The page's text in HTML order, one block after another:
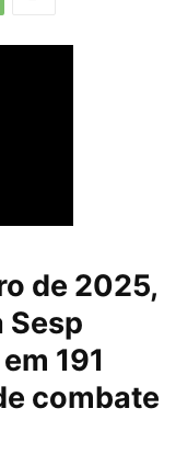
de 2025,
Sesp
191
combate